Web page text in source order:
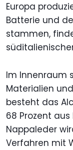
Europa
Batterie und
stammen,
Im Innenraum
Materialien
besteht das
68 Prozent
Nappaleder
Verfahren mit